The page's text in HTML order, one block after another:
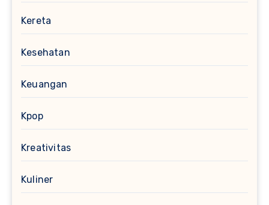
Kereta
Kesehatan
Keuangan
Kpop
Kreativitas
Kuliner